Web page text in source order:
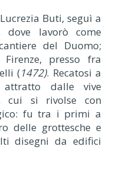
Buti, seguì a
dove lavorò come
del Duomo;
Firenze, presso fra
(1472). Recatosi a
dalle vive
cui si rivolse con
fu tra i primi a
delle grottesche e
disegni da edifici